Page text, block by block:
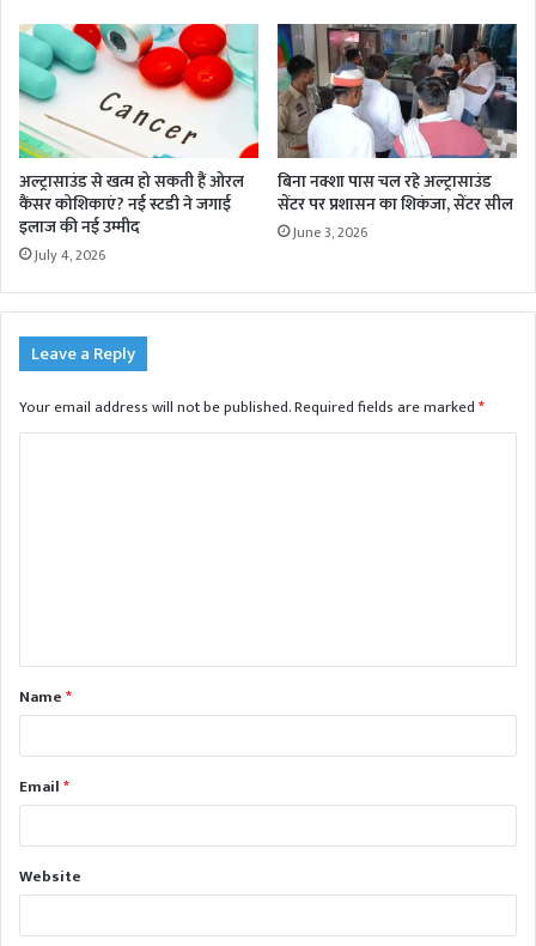
अल्ट्रासाउंड से खत्म हो सकती हैं ओरल
कैंसर कोशिकाएं? नई स्टडी ने जगाई
इलाज की नई उम्मीद
July 4, 2026
बिना नक्शा पास चल रहे अल्ट्रासाउंड
सेंटर पर प्रशासन का शिकंजा, सेंटर सील
June 3, 2026
Leave a Reply
Your email address will not be published.Required fields are marked*
t
*Name*
Email*
Website